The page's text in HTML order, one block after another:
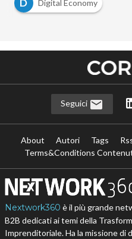
D Digital Economy
Seguici
About Autori Tags
Terms&Conditions
Nextwork360 è il più grande
B2B dedicati ai temi della
Imprenditoriale. Ha la missione